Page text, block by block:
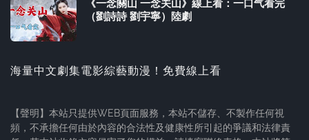
《一念關山 一念关山》線上看：一口气看完
（劉詩詩 劉宇寧）陸劇
海量中文劇集電影綜藝動漫！免費線上看
【聲明】本站只提供WEB頁面服務，本站不儲存、不製作任何視
頻，不承擔任何由於內容的合法性及健康性所引起的爭議和法律責